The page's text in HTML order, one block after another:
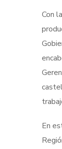
Con
En